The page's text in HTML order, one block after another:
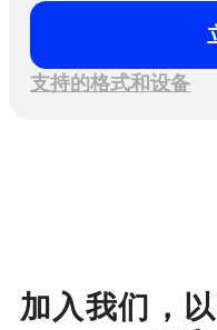
支持的格式和设备
加入我们，